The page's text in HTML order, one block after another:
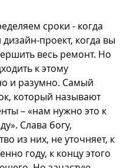
проект, когда вы
весь ремонт. Но
к этому
и разумно. Самый
который называют
– «нам нужно это к
Слава богу,
из них, не уточняет, к
году, к концу этого